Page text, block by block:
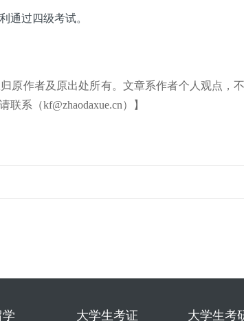
通过四级考试。
原作者及原出处所有。文章系作者个人观点，
系（kf@zhaodaxue.cn）】
学 大学生考证 大学生考